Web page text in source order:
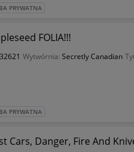
PRYWATNA
FOLIA!!!
Wytwórnia: Secretly Canadian
PRYWATNA
Cars, Danger, Fire And